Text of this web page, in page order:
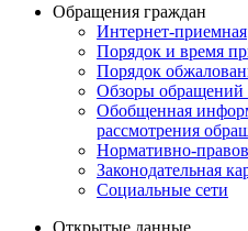
Обращения граждан
Интернет-приемная
Порядок и время
Порядок
Обзоры обращений
Обобщенная
рассмотрения
Нормативно-
Законодательная
Социальные сети
Открытые данные